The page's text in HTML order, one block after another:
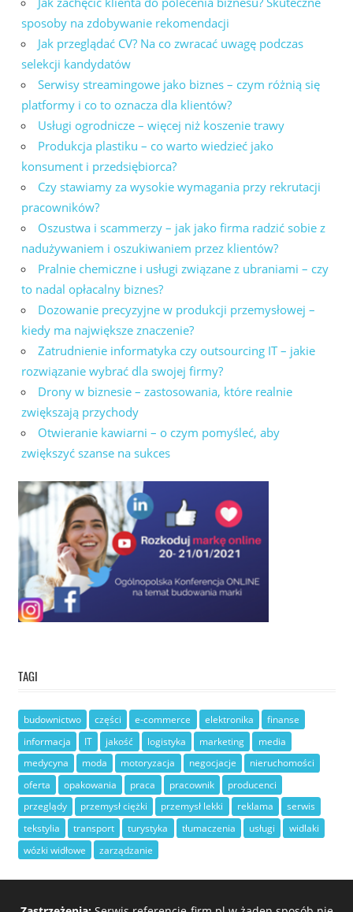
sposoby na zdobywanie rekomendacji
Jak przeglądać CV? Na co zwracać uwagę podczas
selekcji kandydatów
Serwisy streamingowe jako biznes – czym różnią się
platformy i co to oznacza dla klientów?
Usługi ogrodnicze – więcej niż koszenie trawy
Produkcja plastiku – co warto wiedzieć jako
konsument i przedsiębiorca?
Czy stawiamy za wysokie wymagania przy rekrutacji
pracowników?
Oszustwa i scammerzy – jak jako firma radzić sobie z
nadużywaniem i oszukiwaniem przez klientów?
Pralnie chemiczne i usługi związane z ubraniami – czy
to nadal opłacalny biznes?
Dozowanie precyzyjne w produkcji przemysłowej –
kiedy ma największe znaczenie?
Zatrudnienie informatyka czy outsourcing IT – jakie
rozwiązanie wybrać dla swojej firmy?
Drony w biznesie – zastosowania, które realnie
zwiększają przychody
Otwieranie kawiarni – o czym pomyśleć, aby
zwiększyć szanse na sukces
TAGI
budownictwo części e-commerce elektronika
finanse
informacja
IT jakość logistyka marketing
media
medycyna
moda motoryzacja negocjacje
nieruchomości
oferta
opakowania praca pracownik
producenci
przeglądy
przemysł ciężki przemysł lekki reklama
serwis
tekstylia
transport turystyka tłumaczenia usługi
widlaki
wózki widłowe
zarządzanie